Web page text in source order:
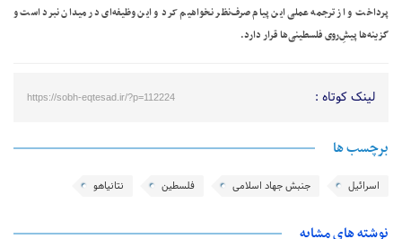
پرداخت و از ترجمه عملی این پیام صرف‌نظر نخواهیم کرد و این وظیفه‌ای در میدان نبرد است و
گزینه‌ها پیشِ‌روی فلسطینی‌ها قرار دارد.
لینک کوتاه : https://sobh-eqtesad.ir/?p=112224
برچسب ها
اسرائیل جنبش جهاد اسلامی فلسطین نتانیاهو
نوشته های مشابه